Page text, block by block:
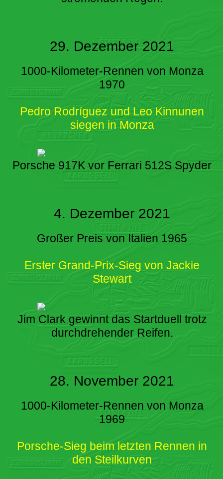
29. Dezember 2021
1000-Kilometer-Rennen von Monza
1970
Pedro Rodríguez und Leo Kinnunen
siegen in Monza
Porsche 917K vor Ferrari 512S Spyder
4. Dezember 2021
Großer Preis von Italien 1965
Erster Grand-Prix-Sieg von Jackie
Stewart
Jim Clark gewinnt das Startduell trotz
durchdrehender Reifen.
28. November 2021
1000-Kilometer-Rennen von Monza
1969
Porsche-Sieg beim letzten Rennen in
den Steilkurven